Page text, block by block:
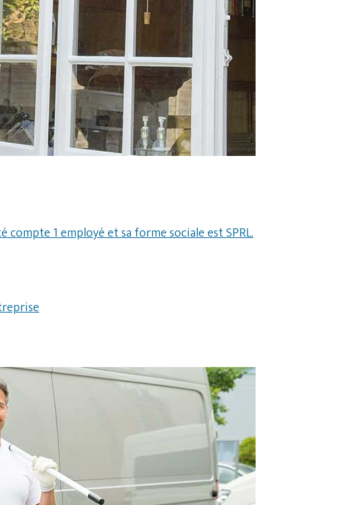
1 employé et sa forme sociale est SPRL.